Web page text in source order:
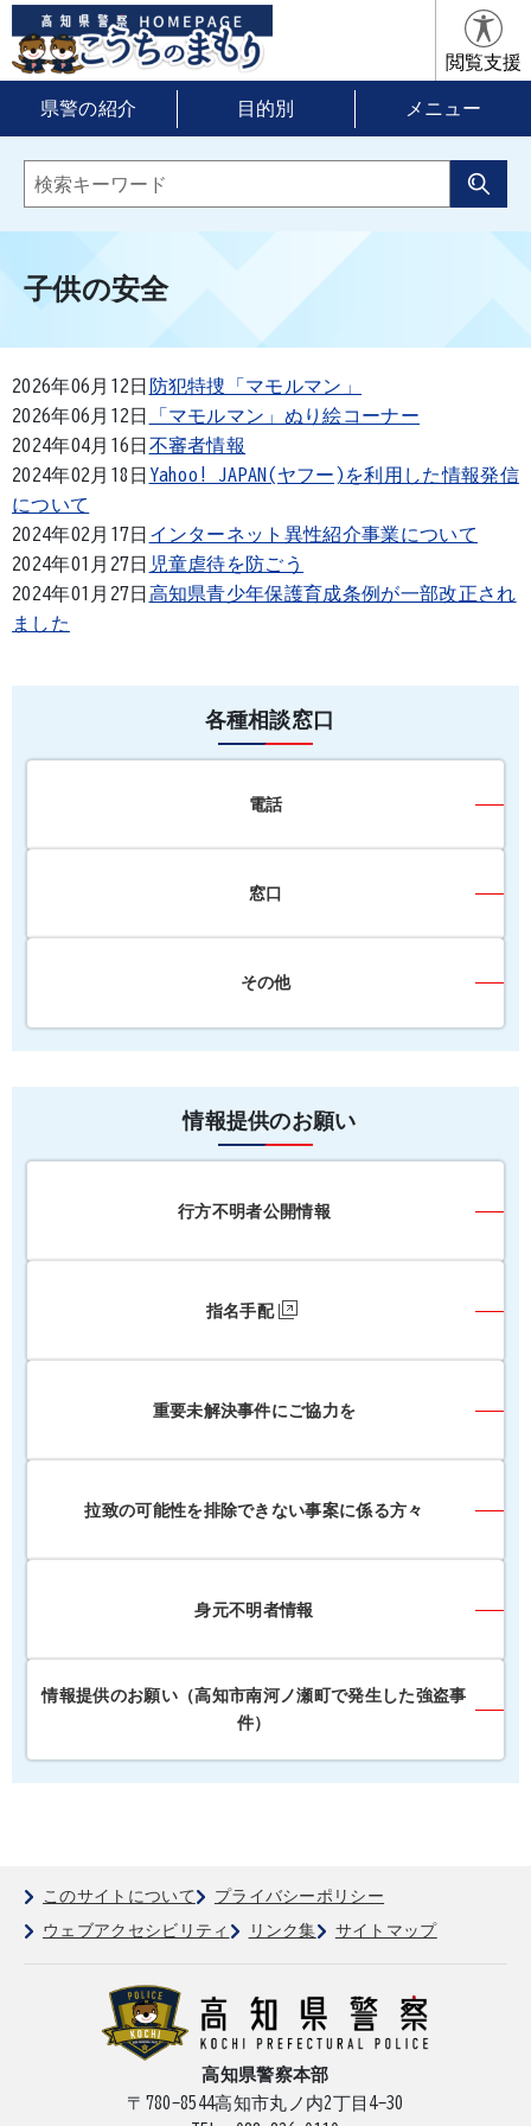
閲覧支援
県警の紹介 目的別 メニュー
子供の安全
2026年06月12日 防犯特捜「マモルマン」
2026年06月12日
「マモルマン」ぬり絵コーナー
2024年04月16日 不審者情報
2024年02月18日 Yahoo! JAPAN(ヤフー)を利用した情報発信
について
2024年02月17日 インターネット異性紹介事業について
2024年01月27日 児童虐待を防ごう
2024年01月27日 高知県青少年保護育成条例が一部改正され
ました
各種相談窓口
電話
窓口
その他
情報提供のお願い
行方不明者公開情報
指名手配
重要未解決事件にご協力を
拉致の可能性を排除できない事案に係る方々
身元不明者情報
情報提供のお願い（高知市南河ノ瀬町で発生した強盗事
件）
このサイトについて
プライバシーポリシー
ウェブアクセシビリティ
リンク集 サイトマップ
高知県警察本部
〒780-8544高知市丸ノ内2丁目4-30